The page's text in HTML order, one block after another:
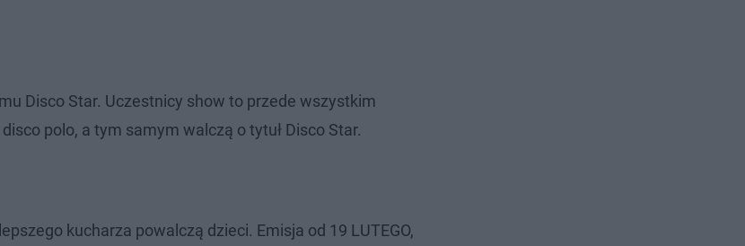
Disco Star. Uczestnicy show to przede wszystkim
polo, a tym samym walczą o tytuł Disco Star.
kucharza powalczą dzieci. Emisja od 19 LUTEGO,